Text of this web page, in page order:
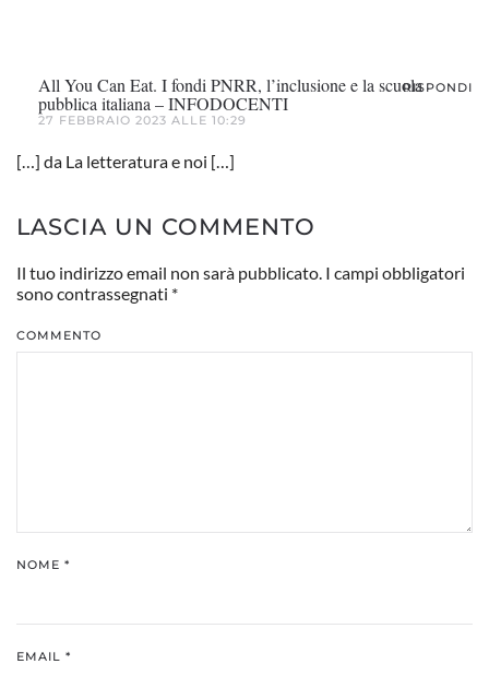
All You Can Eat. I fondi PNRR, l’inclusione e la scuola
pubblica italiana – INFODOCENTI
27 FEBBRAIO 2023 ALLE 10:29
RISPONDI
[…] da La letteratura e noi […]
LASCIA UN COMMENTO
Il tuo indirizzo email non sarà pubblicato. I campi obbligatori
sono contrassegnati *
COMMENTO
NOME *
EMAIL *